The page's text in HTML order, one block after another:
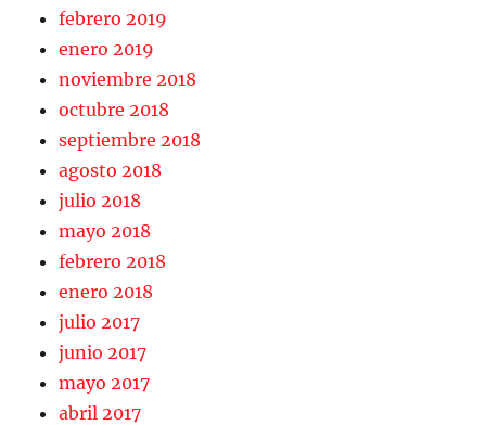
febrero 2019
enero 2019
noviembre 2018
octubre 2018
septiembre 2018
agosto 2018
julio 2018
mayo 2018
febrero 2018
enero 2018
julio 2017
junio 2017
mayo 2017
abril 2017